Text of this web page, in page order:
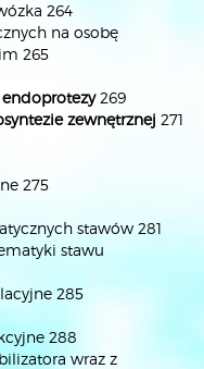
264
na osobę
265
269
zewnętrznej 271
275
stawów 281
stawu
285
288
wraz z